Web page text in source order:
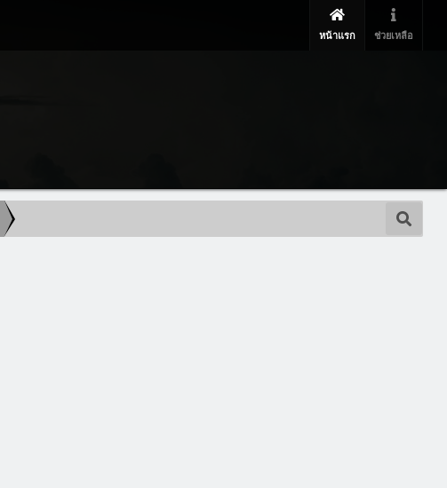
หน้าแรก ช่วยเหลือ